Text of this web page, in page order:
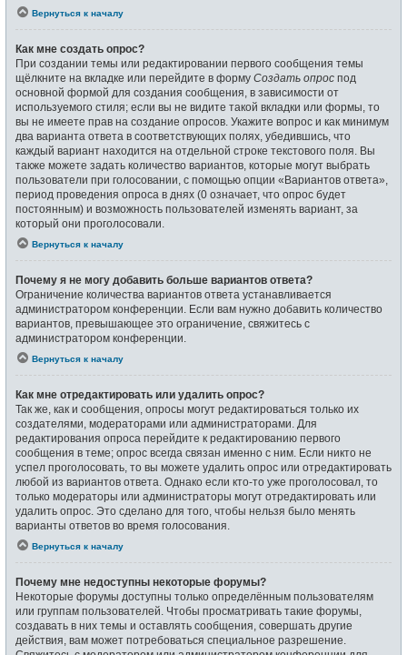
Вернуться к началу
Как мне создать опрос?
При создании темы или редактировании первого сообщения темы
щёлкните на вкладке или перейдите в форму Создать опрос под
основной формой для создания сообщения, в зависимости от
используемого стиля; если вы не видите такой вкладки или формы, то
вы не имеете прав на создание опросов. Укажите вопрос и как минимум
два варианта ответа в соответствующих полях, убедившись, что
каждый вариант находится на отдельной строке текстового поля. Вы
также можете задать количество вариантов, которые могут выбрать
пользователи при голосовании, с помощью опции «Вариантов ответа»,
период проведения опроса в днях (0 означает, что опрос будет
постоянным) и возможность пользователей изменять вариант, за
который они проголосовали.
Вернуться к началу
Почему я не могу добавить больше вариантов ответа?
Ограничение количества вариантов ответа устанавливается
администратором конференции. Если вам нужно добавить количество
вариантов, превышающее это ограничение, свяжитесь с
администратором конференции.
Вернуться к началу
Как мне отредактировать или удалить опрос?
Так же, как и сообщения, опросы могут редактироваться только их
создателями, модераторами или администраторами. Для
редактирования опроса перейдите к редактированию первого
сообщения в теме; опрос всегда связан именно с ним. Если никто не
успел проголосовать, то вы можете удалить опрос или отредактировать
любой из вариантов ответа. Однако если кто-то уже проголосовал, то
только модераторы или администраторы могут отредактировать или
удалить опрос. Это сделано для того, чтобы нельзя было менять
варианты ответов во время голосования.
Вернуться к началу
Почему мне недоступны некоторые форумы?
Некоторые форумы доступны только определённым пользователям
или группам пользователей. Чтобы просматривать такие форумы,
создавать в них темы и оставлять сообщения, совершать другие
действия, вам может потребоваться специальное разрешение.